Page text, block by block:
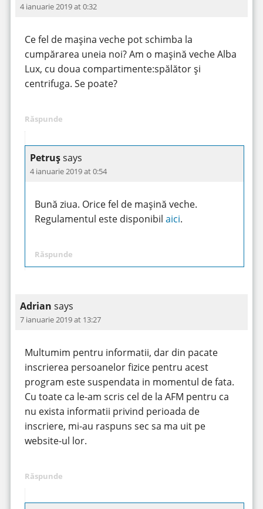
4 ianuarie 2019 at 0:32
Ce fel de mașina veche pot schimba la
cumpărarea uneia noi? Am o mașină veche Alba
Lux, cu doua compartimente:spălător și
centrifuga. Se poate?
Răspunde
Petrușsays
4 ianuarie 2019 at 0:54
Bună ziua. Orice fel de mașină veche.
Regulamentul este disponibil aici.
Răspunde
Adrian says
7 ianuarie 2019 at 13:27
Multumim pentru informatii, dar din pacate
inscrierea persoanelor fizice pentru acest
program este suspendata in momentul de fata.
Cu toate ca le-am scris cel de la AFM pentru ca
nu exista informatii privind perioada de
inscriere, mi-au raspuns sec sa ma uit pe
website-ul lor.
Răspunde